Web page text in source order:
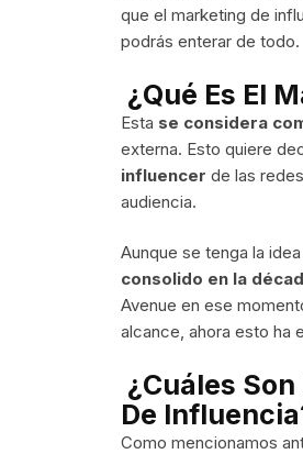
que el marketing de
podrás enterar de todo.
¿Qué Es El
Esta se considera
externa. Esto quiere
influencer de las
audiencia.
Aunque se tenga la
consolido en la
Avenue en ese
alcance, ahora esto ha
¿Cuáles
De
Como mencionamos